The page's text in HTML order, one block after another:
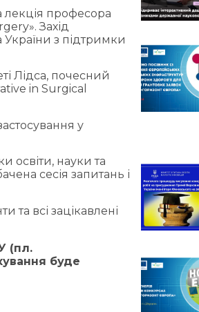
лекція професора
Захід
з підтримки
Лідса, почесний
in Surgical
у
освіти, науки та
сесія запитань і
та всі зацікавлені
(пл.
буде